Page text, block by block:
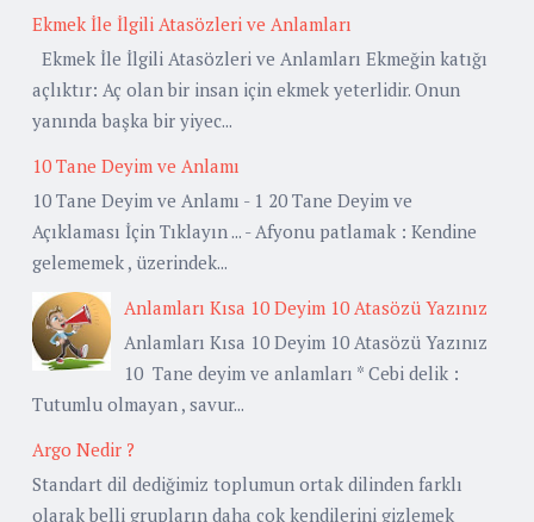
Ekmek İle İlgili Atasözleri ve Anlamları
Ekmek İle İlgili Atasözleri ve Anlamları Ekmeğin katığı
açlıktır: Aç olan bir insan için ekmek yeterlidir. Onun
yanında başka bir yiyec...
10 Tane Deyim ve Anlamı
10 Tane Deyim ve Anlamı - 1 20 Tane Deyim ve
Açıklaması İçin Tıklayın ... - Afyonu patlamak : Kendine
gelememek , üzerindek...
Anlamları Kısa 10 Deyim 10 Atasözü Yazınız
Anlamları Kısa 10 Deyim 10 Atasözü Yazınız
10 Tane deyim ve anlamları * Cebi delik :
Tutumlu olmayan , savur...
Argo Nedir ?
Standart dil dediğimiz toplumun ortak dilinden farklı
olarak belli grupların daha çok kendilerini gizlemek